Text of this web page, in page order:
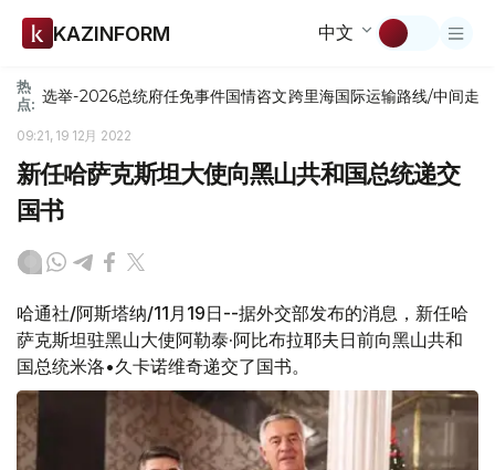
KAZINFORM 中文
热
点: 选举-2026总统府任免事件国情咨文跨里海国际运输路线/中间走廊
09:21, 19 12月 2022
新任哈萨克斯坦大使向黑山共和国总统递交
国书
哈通社/阿斯塔纳/11月19日--据外交部发布的消息，新任哈
萨克斯坦驻黑山大使阿勒泰·阿比布拉耶夫日前向黑山共和
国总统米洛•久卡诺维奇递交了国书。